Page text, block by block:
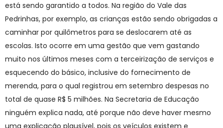
está sendo garantido a todos. Na região do Vale das
Pedrinhas, por exemplo, as crianças estão sendo obrigadas a
caminhar por quilômetros para se deslocarem até as
escolas. Isto ocorre em uma gestão que vem gastando
muito nos últimos meses com a terceirização de serviços e
esquecendo do básico, inclusive do fornecimento de
merenda, para o qual registrou em setembro despesas no
total de quase R$ 5 milhões. Na Secretaria de Educação
ninguém explica nada, até porque não deve haver mesmo
uma explicação plausível, pois os veículos existem e